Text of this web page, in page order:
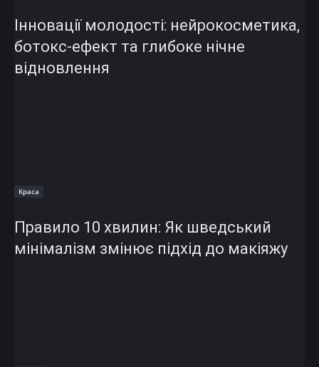
Інновації молодості: нейрокосметика,
ботокс-ефект та глибоке нічне
відновлення
Краса
Правило 10 хвилин: Як шведський
мінімалізм змінює підхід до макіяжу